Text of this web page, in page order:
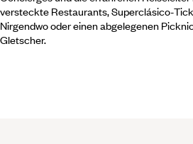
versteckte Restaurants, Superclásico-
Nirgendwo oder einen abgelegenen
Gletscher.